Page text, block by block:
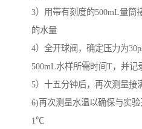
3）用带有刻度的500mL量筒
的水量
4）全开球阀，确定压力为
500mL水样所需时间T，并记
5）十五分钟后，再次测量接
6)再次测量水温以确保与实
1℃